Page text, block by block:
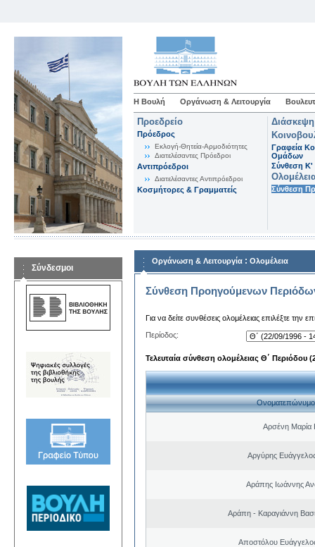
Η Βουλή Οργάνωση & Λειτουργία
Προεδρείο
Πρόεδρος
Εκλογή-Θητεία-Αρμοδιότητες
Διατελέσαντες Πρόεδροι
Αντιπρόεδροι
Διατελέσαντες Αντιπρόεδροι
Κοσμήτορες & Γραμματείς
Γραφεία
Ομάδων
Σύνθεση K'
Σύνθεση
Σύνδεσμοι
Οργάνωση & Λειτουργία : Ολομέλεια
Σύνθεση Προηγούμενων
Για να δείτε συνθέσεις ολομέλειας επιλέξτε την
Περίοδος:
Τελευταία σύνθεση ολομέλειας Θ΄ Περιόδου
Ονοματεπώνυμο
Αρσένη Μαρία
Αργύρης
Αράπης Ιωάννης
Αράπη - Καραγιάννη
Αποστόλου